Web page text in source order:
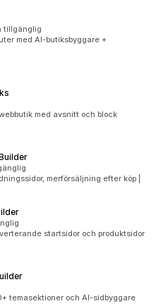
tillgänglig
med AI-butiksbyggare +
med avsnitt och block
merförsäljning efter köp |
startsidor och produktsidor
temasektioner och AI-sidbyggare